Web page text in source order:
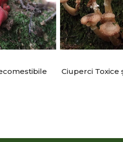
Ciuperci Toxice